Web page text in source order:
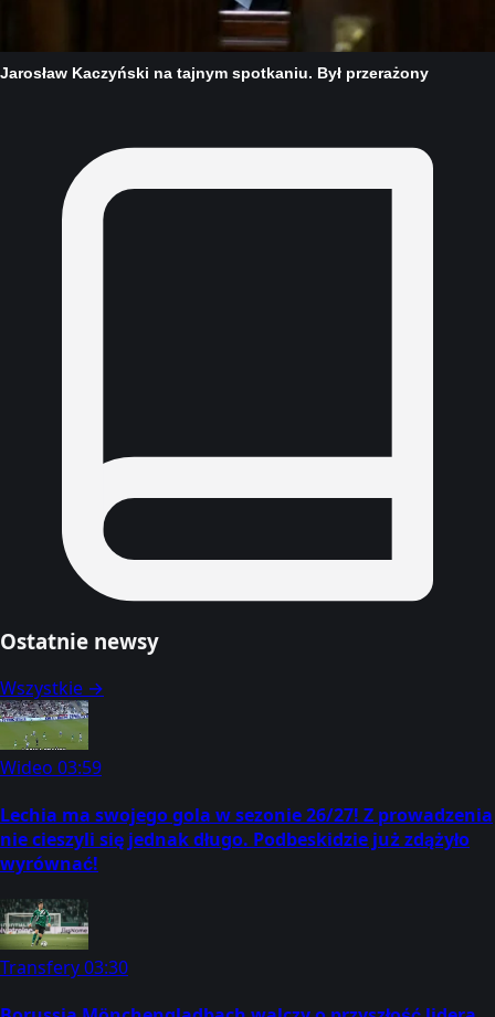
Ostatnie newsy
Wszystkie →
Wideo 03:59
Lechia ma swojego gola w sezonie 26/27! Z prowadzenia
nie cieszyli się jednak długo. Podbeskidzie już zdążyło
wyrównać!
Transfery03:30